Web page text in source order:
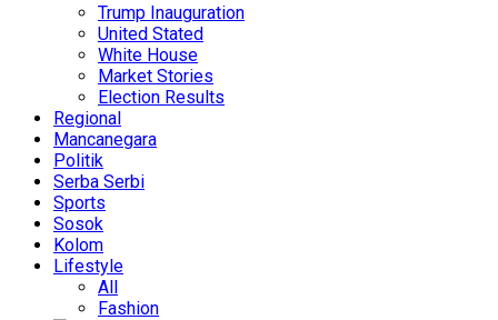
Trump Inauguration
United Stated
White House
Market Stories
Election Results
Regional
Mancanegara
Politik
Serba Serbi
Sports
Sosok
Kolom
Lifestyle
All
Fashion